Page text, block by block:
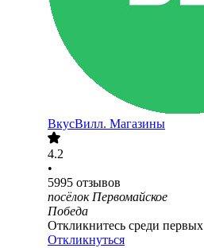
ВкусВилл. Магазины
4.2
•
5995 отзывов
посёлок Первомайское
Победа
Откликнитесь среди первых
Откликнуться